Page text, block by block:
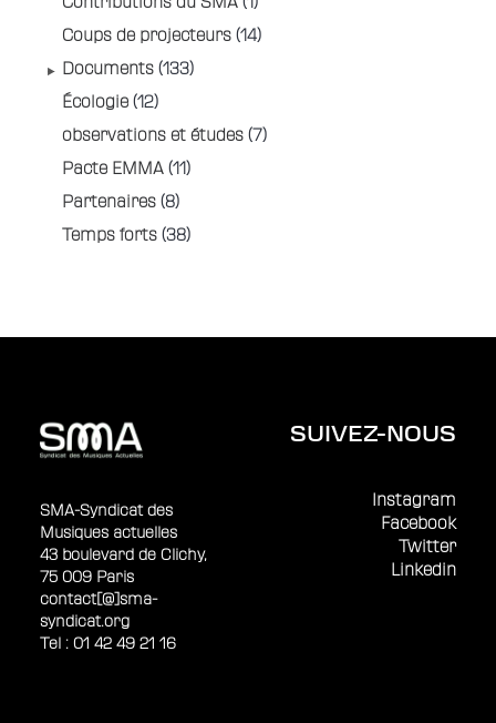
Coups de projecteurs (14)
Documents (133)
Écologie (12)
observations et études (7)
Pacte EMMA (11)
Partenaires (8)
Temps forts (38)
SMA-Syndicat des
Musiques actuelles
43 boulevard de Clichy,
75 009 Paris
contact[@]sma-
syndicat.org
Tel : 01 42 49 21 16
SUIVEZ-NOUS
Instagram
Facebook
Twitter
Linkedin